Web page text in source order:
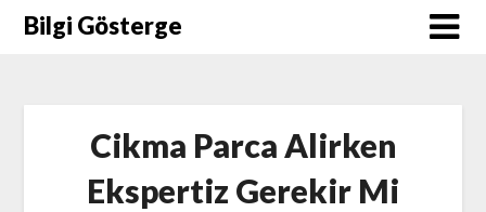
SkipBilgi Gösterge
Cikma Parca Alirken
Ekspertiz Gerekir Mi